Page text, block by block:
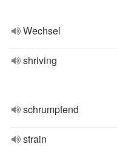
Wechsel
shriving
schrumpfend
strain